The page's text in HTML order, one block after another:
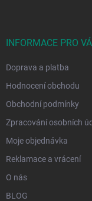
INFORMACE PRO
Doprava a platba
Hodnocení obchodu
Obchodní podmínky
Zpracování osobních
Moje objednávka
Reklamace a vrácení
O nás
BLOG